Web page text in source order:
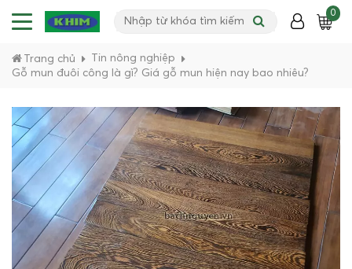
0
Trang chủ
Tin nông nghiệp
Gỗ mun đuôi công là gì? Giá gỗ mun hiện nay bao nhiêu?